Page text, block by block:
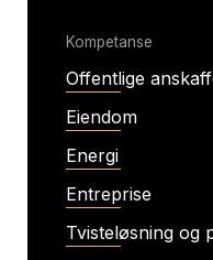
Kompetanse
Offentlige
Eiendom
Energi
Entreprise
Tvisteløsning og